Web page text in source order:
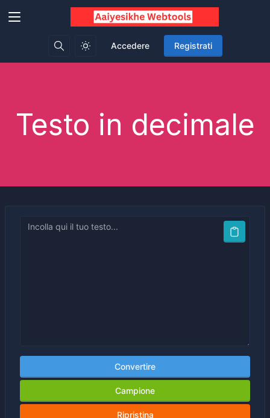
Accedere Registrati
Testo in decimale
Convertire
Campione
Ripristina